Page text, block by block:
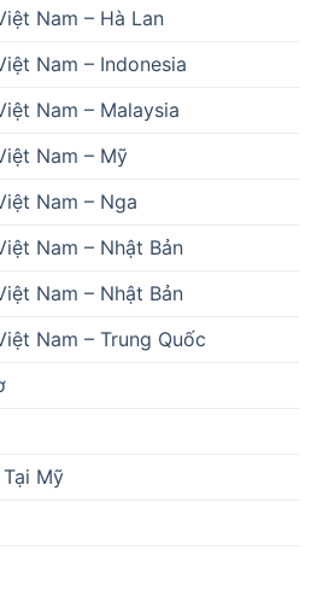
Nam – Hà Lan
Nam – Indonesia
Nam – Malaysia
Nam – Mỹ
Nam – Nga
Nam – Nhật Bản
Nam – Nhật Bản
Nam – Trung Quốc
Mỹ